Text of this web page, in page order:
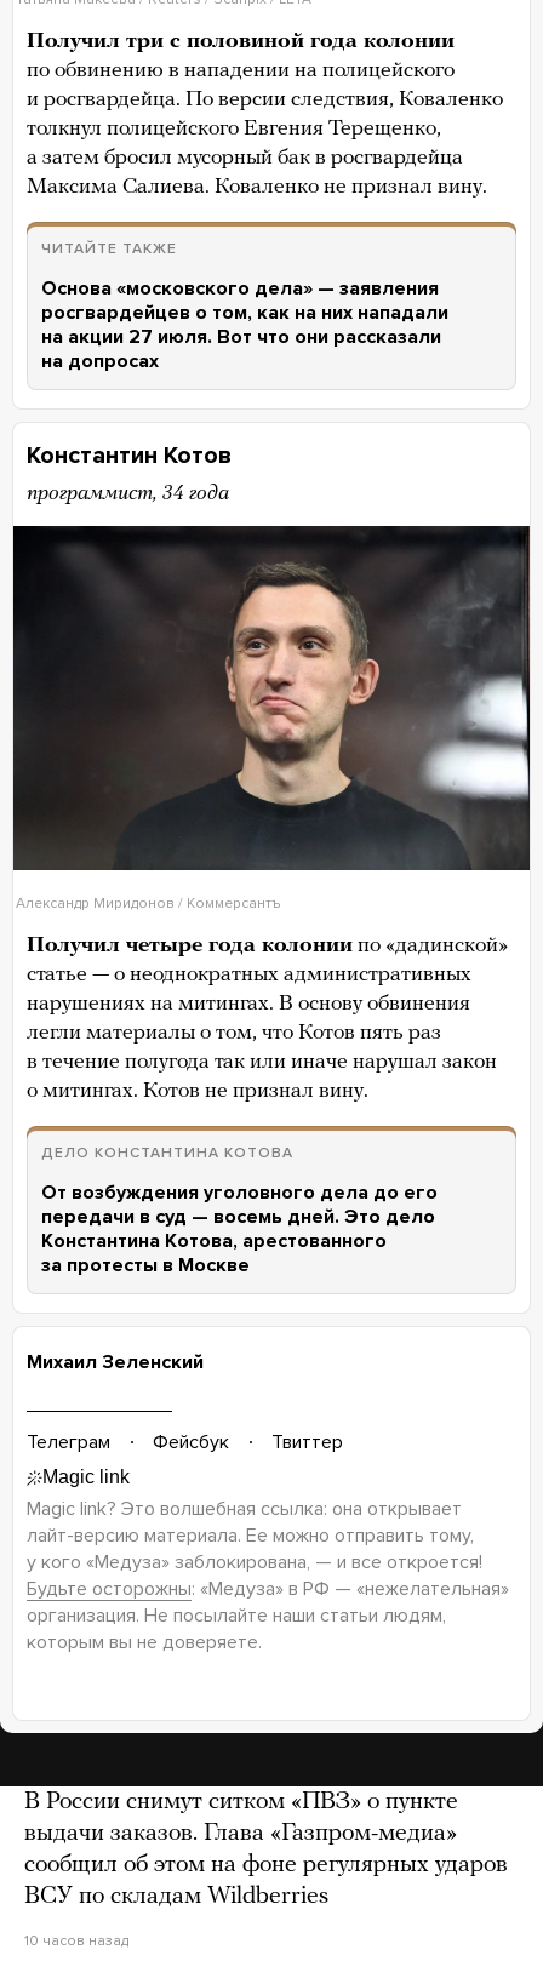
Получил три с половиной года колонии
по обвинению в нападении на полицейского
и росгвардейца. По версии следствия, Коваленко
толкнул полицейского Евгения Терещенко,
а затем бросил мусорный бак в росгвардейца
Максима Салиева. Коваленко не признал вину.
ЧИТАЙТЕ ТАКЖЕ
Основа «московского дела» — заявления
росгвардейцев о том, как на них нападали
на акции 27 июля. Вот что они рассказали
на допросах
Константин Котов
программист, 34 года
Александр Миридонов / Коммерсантъ
Получил четыре года колонии по «дадинской»
статье — о неоднократных административных
нарушениях на митингах. В основу обвинения
легли материалы о том, что Котов пять раз
в течение полугода так или иначе нарушал закон
о митингах. Котов не признал вину.
ДЕЛО КОНСТАНТИНА КОТОВА
От возбуждения уголовного дела до его
передачи в суд — восемь дней. Это дело
Константина Котова, арестованного
за протесты в Москве
Михаил Зеленский
Телеграм Фейсбук Твиттер
Magic link? Это волшебная ссылка: она открывает
лайт-версию материала. Ее можно отправить тому,
у кого «Медуза» заблокирована, — и все откроется!
Будьте осторожны: «Медуза» в РФ — «нежелательная»
организация. Не посылайте наши статьи людям,
которым вы не доверяете.
В России снимут ситком «ПВЗ» о пункте
выдачи заказов. Глава «Газпром-медиа»
сообщил об этом на фоне регулярных ударов
ВСУ по складам Wildberries
10 часов назад